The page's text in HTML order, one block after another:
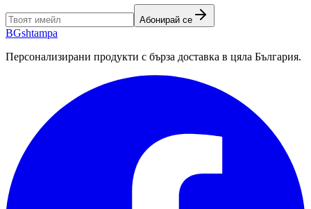
Абонирай се
BGshtampa
Персонализирани продукти с бърза доставка в цяла България.